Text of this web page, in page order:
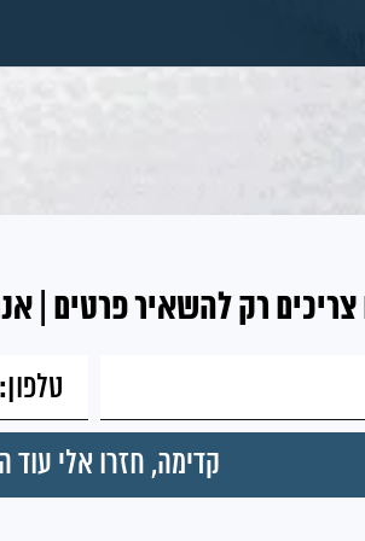
רק להשאיר פרטים |